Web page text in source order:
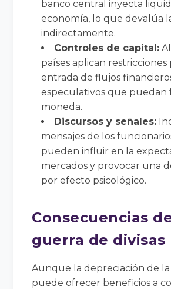
banco central inyecta
economía, lo que devalúa
indirectamente.
Controles de capital:
países aplican restricciones
entrada de flujos
especulativos que puedan
moneda.
Discursos y señales:
mensajes de los
pueden influir en la
mercados y provocar una
por efecto psicológico.
Consecuencias
guerra de divisas
Aunque la depreciación de
puede ofrecer beneficios a